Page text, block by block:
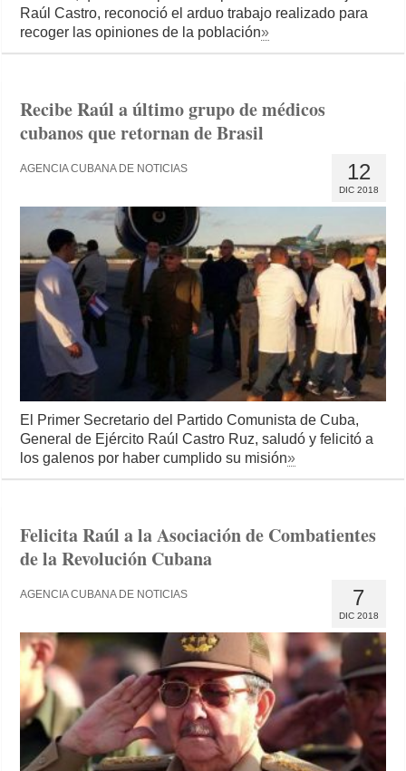
Raúl Castro, reconoció el arduo trabajo realizado para
recoger las opiniones de la población»
Recibe Raúl a último grupo de médicos
cubanos que retornan de Brasil
12
DIC 2018
AGENCIA CUBANA DE NOTICIAS
El Primer Secretario del Partido Comunista de Cuba,
General de Ejército Raúl Castro Ruz, saludó y felicitó a
los galenos por haber cumplido su misión»
Felicita Raúl a la Asociación de Combatientes
de la Revolución Cubana
7
DIC 2018
AGENCIA CUBANA DE NOTICIAS